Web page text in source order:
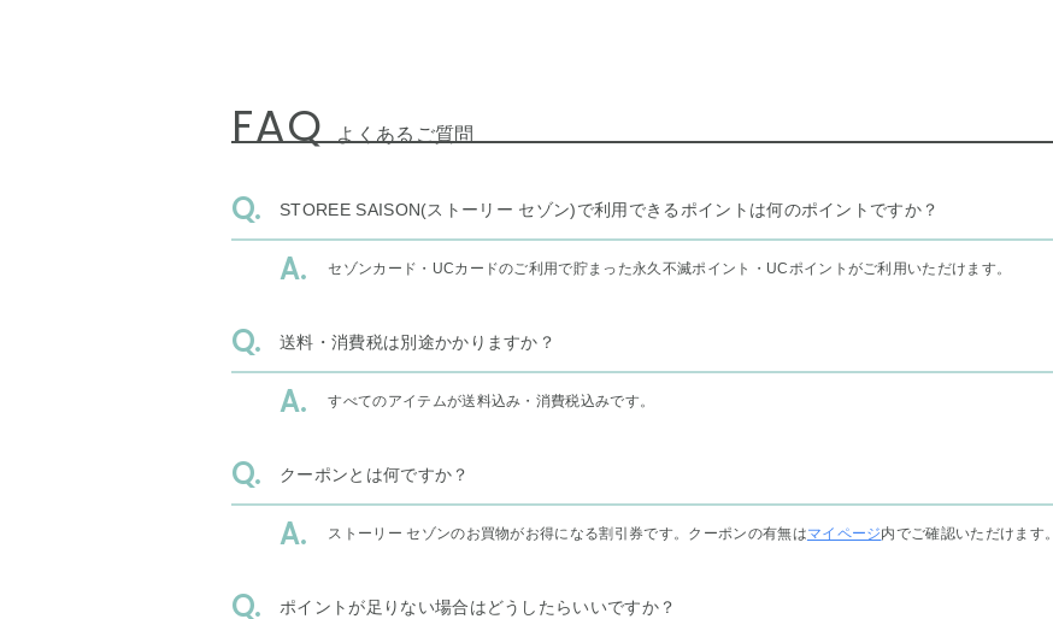
FAQ よくあるご質問
STOREE SAISON(ストーリー セゾン)で利用できるポイントは何のポイントですか？
セゾンカード・UCカードのご利用で貯まった永久不滅ポイント・UCポイントがご利用いただけます。
送料・消費税は別途かかりますか？
すべてのアイテムが送料込み・消費税込みです。
クーポンとは何ですか？
ストーリー セゾンのお買物がお得になる割引券です。クーポンの有無はマイページ内でご確認いただけます。
ポイントが足りない場合はどうしたらいいですか？